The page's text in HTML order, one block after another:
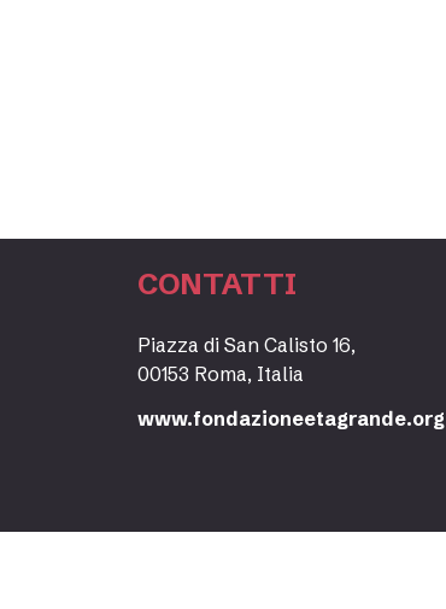
CONTATTI
Piazza di San Calisto 16,
00153 Roma, Italia
www.fondazioneetagrande.org